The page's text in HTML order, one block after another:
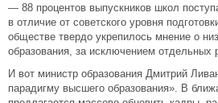
— 88 процентов выпускников школ
в отличие от советского уровня
обществе твердо укрепилось мнение о
образования, за исключением отдельных
И вот министр образования Дмитрий
парадигму высшего образования». В